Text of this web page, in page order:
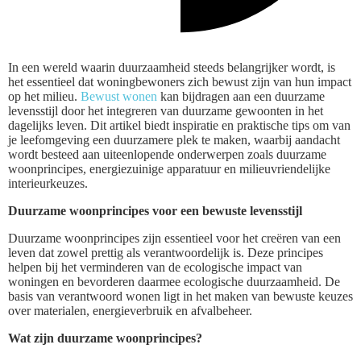
In een wereld waarin duurzaamheid steeds belangrijker wordt, is
het essentieel dat woningbewoners zich bewust zijn van hun impact
op het milieu. Bewust wonen kan bijdragen aan een duurzame
levensstijl door het integreren van duurzame gewoonten in het
dagelijks leven. Dit artikel biedt inspiratie en praktische tips om van
je leefomgeving een duurzamere plek te maken, waarbij aandacht
wordt besteed aan uiteenlopende onderwerpen zoals duurzame
woonprincipes, energiezuinige apparatuur en milieuvriendelijke
interieurkeuzes.
Duurzame woonprincipes voor een bewuste levensstijl
Duurzame woonprincipes zijn essentieel voor het creëren van een
leven dat zowel prettig als verantwoordelijk is. Deze principes
helpen bij het verminderen van de ecologische impact van
woningen en bevorderen daarmee ecologische duurzaamheid. De
basis van verantwoord wonen ligt in het maken van bewuste keuzes
over materialen, energieverbruik en afvalbeheer.
Wat zijn duurzame woonprincipes?